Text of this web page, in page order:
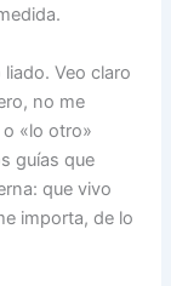
Veo claro
no me
«lo otro»
guías que
que vivo
importa, de lo